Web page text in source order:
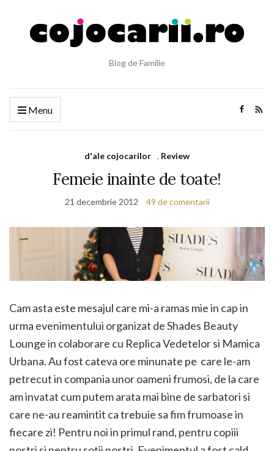
Blog de Familie
Menu
d'ale cojocarilor , Review
Femeie inainte de toate!
21 decembrie 2012 49 de comentarii
Cam asta este mesajul care mi-a ramas mie in cap in
urma evenimentului organizat de Shades Beauty
Lounge in colaborare cu Replica Vedetelor si Mamica
Urbana. Au fost cateva ore minunate pe care le-am
petrecut in compania unor oameni frumosi, de la care
am invatat cum putem arata mai bine de sarbatori si
care ne-au reamintit ca trebuie sa fim frumoase in
fiecare zi! Pentru noi in primul rand, pentru copiii